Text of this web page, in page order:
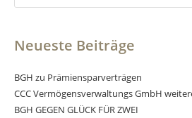
Neueste Beiträge
BGH zu Prämiensparverträgen
CCC Vermögensverwaltungs GmbH
BGH GEGEN GLÜCK FÜR ZWEI